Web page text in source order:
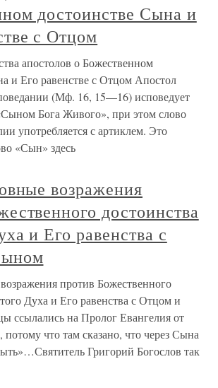
достоинстве Сына и
с Отцом
апостолов о Божественном
и Его равенстве с Отцом Апостол
(Мф. 16, 15—16) исповедует
Бога Живого», при этом слово
употребляется с артиклем. Это
«Сын» здесь
возражения
достоинства
и Его равенства с
против Божественного
Духа и Его равенства с Отцом и
ссылались на Пролог Евангелия от
что там сказано, что через Сына
Григорий Богослов так